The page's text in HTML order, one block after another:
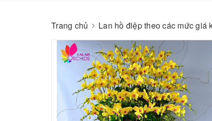
Trang chủ Lan hồ điệp theo các mức giá